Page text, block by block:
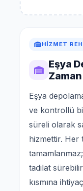
HIZMET
Eşya
Eşya
ve kontrollü
süreli olarak
hizmettir. Her
tadilat
kısmına